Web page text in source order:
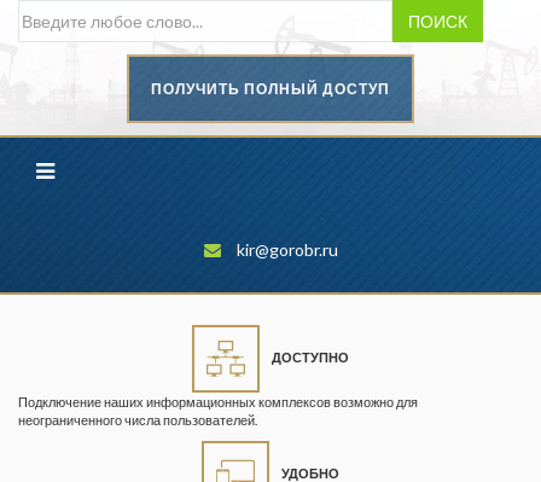
ПОИСК
ПОЛУЧИТЬ ПОЛНЫЙ ДОСТУП
kir@gorobr.ru
ДОСТУПНО
Подключение наших информационных комплексов возможно для
неограниченного числа пользователей.
УДОБНО
промышленности
Геопрофи